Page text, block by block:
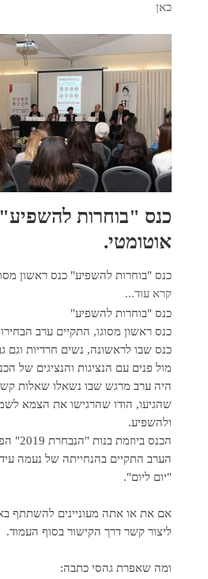
כאן
כנס "בוחרות
אוטומטי.
כנס "בוחרות להשפיע" כנס ראשון
קרא עוד...
כנס "בוחרות להשפיע"
כנס ראשון מסוגו, התקיים ערב
כנס שבו לראשונה, נשים חרדיות וגם
מול פנים עם הנציגות והנציגים של
היה ערב מרגש שבו נשאלו שאלות
שהגיעו, הודו שהרגישו את הצמא
ולהשפיע.
הכנס ביוזמת בנות "הנבחרת 2019" הפעילות והדוחפות.
הערב התקיים בהנחייתה של נעמה
"יום ליום".
אם את או אתה מעוניינים להשתתף
ליצור קשר דרך הקישור בסוף העמוד.
ומה שאפרת גהסי כתבה: